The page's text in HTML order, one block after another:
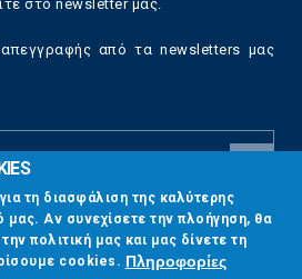
στο newsletter μας.
από τα newsletters μας
τη διασφάλιση της καλύτερης
μας. Αν συνεχίσετε την πλοήγηση, θα
πολιτική μας και μας δίνετε τη
cookies. Πληροφορίες